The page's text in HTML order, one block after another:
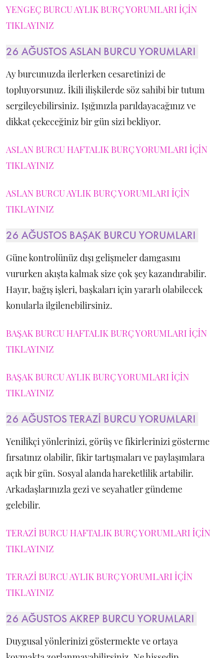
YENGEÇ BURCU AYLIK BURÇ YORUMLARI İÇİN
TIKLAYINIZ
26 AĞUSTOS ASLAN BURCU YORUMLARI
Ay burcunuzda ilerlerken cesaretinizi de
topluyorsunuz. İkili ilişkilerde söz sahibi bir tutum
sergileyebilirsiniz. Işığınızla parıldayacağınız ve
dikkat çekeceğiniz bir gün sizi bekliyor.
ASLAN BURCU HAFTALIK BURÇ YORUMLARI İÇİN
TIKLAYINIZ
ASLAN BURCU AYLIK BURÇ YORUMLARI İÇİN
TIKLAYINIZ
26 AĞUSTOS BAŞAK BURCU YORUMLARI
Güne kontrolünüz dışı gelişmeler damgasını
vururken akışta kalmak size çok şey kazandırabilir.
Hayır, bağış işleri, başkaları için yararlı olabilecek
konularla ilgilenebilirsiniz.
BAŞAK BURCU HAFTALIK BURÇ YORUMLARI İÇİN
TIKLAYINIZ
BAŞAK BURCU AYLIK BURÇ YORUMLARI İÇİN
TIKLAYINIZ
26 AĞUSTOS TERAZİ BURCU YORUMLARI
Yenilikçi yönlerinizi, görüş ve fikirlerinizi gösterme
fırsatınız olabilir, fikir tartışmaları ve paylaşımlara
açık bir gün. Sosyal alanda hareketlilik artabilir.
Arkadaşlarınızla gezi ve seyahatler gündeme
gelebilir.
TERAZİ BURCU HAFTALIK BURÇ YORUMLARI İÇİN
TIKLAYINIZ
TERAZİ BURCU AYLIK BURÇ YORUMLARI İÇİN
TIKLAYINIZ
26 AĞUSTOS AKREP BURCU YORUMLARI
Duygusal yönlerinizi göstermekte ve ortaya